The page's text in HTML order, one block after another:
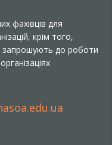
фахівців для
крім того,
запрошують до роботи